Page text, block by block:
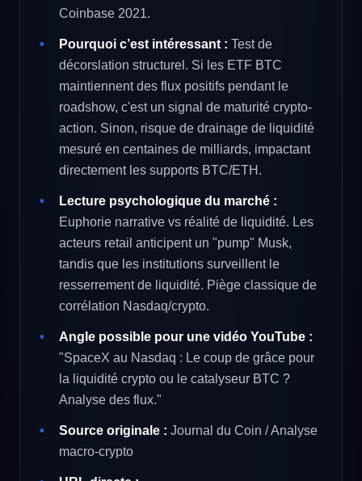
Coinbase 2021.
Pourquoi c’est intéressant : Test de
décorslation structurel. Si les ETF BTC
maintiennent des flux positifs pendant le
roadshow, c'est un signal de maturité crypto-
action. Sinon, risque de drainage de liquidité
mesuré en centaines de milliards, impactant
directement les supports BTC/ETH.
Lecture psychologique du marché :
Euphorie narrative vs réalité de liquidité. Les
acteurs retail anticipent un "pump" Musk,
tandis que les institutions surveillent le
resserrement de liquidité. Piège classique de
corrélation Nasdaq/crypto.
Angle possible pour une vidéo YouTube :
"SpaceX au Nasdaq : Le coup de grâce pour
la liquidité crypto ou le catalyseur BTC ?
Analyse des flux."
Source originale : Journal du Coin / Analyse
macro-crypto